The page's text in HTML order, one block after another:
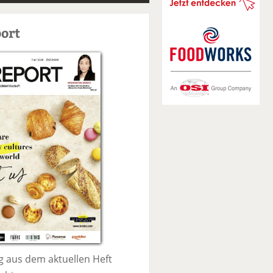
S
u
aus dem aktuellen Heft